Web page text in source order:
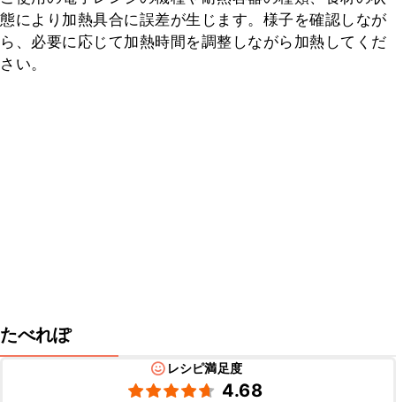
態により加熱具合に誤差が生じます。様子を確認しなが
ら、必要に応じて加熱時間を調整しながら加熱してくだ
さい。
たべれぽ
レシピ満足度
4.68